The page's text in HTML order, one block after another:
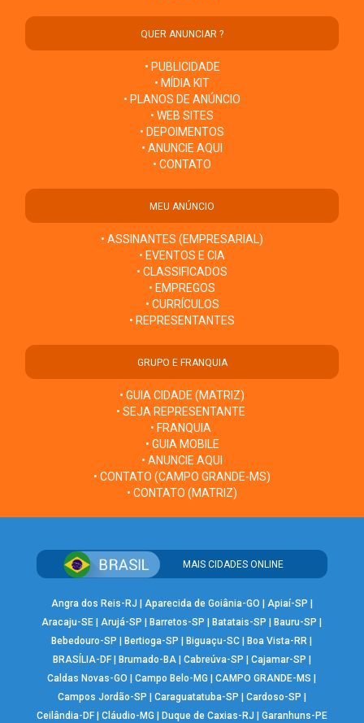
QUER ANUNCIAR ?
• PUBLICIDADE
• MÍDIA KIT
• PLANOS DE ANÚNCIO
• WEB SITES
• DEPOIMENTOS
• ANUNCIE AQUI
• CONTATO
MEU ANÚNCIO
• ASSINANTES (EMPRESARIAL)
• EVENTOS E CIA
• CLASSIFICADOS
• EMPREGOS
• CURRÍCULOS
• REPRESENTANTES
GRUPO E FRANQUIA
• GUIA CIDADE (MATRIZ)
• SEJA REPRESENTANTE
• FRANQUIA
• GUIA MOBILE
• ANUNCIE AQUI
• CONTATO (CAMPO GRANDE-MS)
• CONTATO (MATRIZ)
MAIS CIDADES ONLINE
Angra dos Reis-RJ Aparecida de Goiânia-GO Apiaí-SP
Aracaju-SE |Arujá-SP Barretos-SP Batatais-SP Bauru-SP
Bebedouro-SP
Bertioga-SP Biguaçu-SC Boa Vista-RR
BRASÍLIA-DF| Brumado-BA| Cabreúva-SP Cajamar-SP
Caldas Novas-GO
|Campo Belo-MG |CAMPO GRANDE-MS
Campos Jordão-SP
Caraguatatuba-SP Cardoso-SP
Ceilândia-DF| Cláudio-MG Duque de Caxias-RJ
Garanhuns-PE